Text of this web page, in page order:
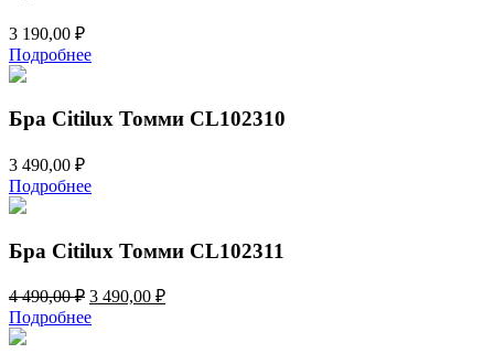
3 190,00 ₽
Подробнее
Бра Citilux Томми CL102310
3 490,00 ₽
Подробнее
Бра Citilux Томми CL102311
4 490,00₽ Первоначальная
цена
составляла
3 490,00 ₽Текущая
Подробнее